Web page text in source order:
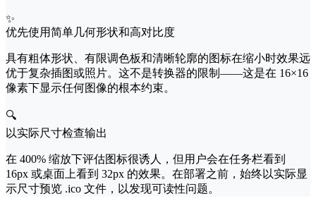
✨
优先使用简单几何形状和高对比度
具有粗体形状、有限调色板和清晰轮廓的图标在缩小时效果远
优于复杂插图或照片。这不是转换器的限制——这是在 16×16
像素下显示任何图像的根本约束。
🔍
以实际尺寸检查输出
在 400% 缩放下评估图标很诱人，但用户会在任务栏看到
16px 或桌面上看到 32px 的效果。在部署之前，始终以实际显
示尺寸预览 .ico 文件，以发现可读性问题。